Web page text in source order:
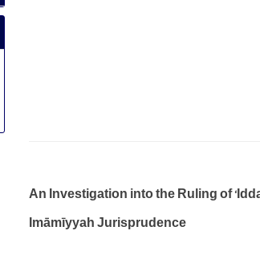
An Investigation into the Ruling of
Imāmīyyah Jurisprudence